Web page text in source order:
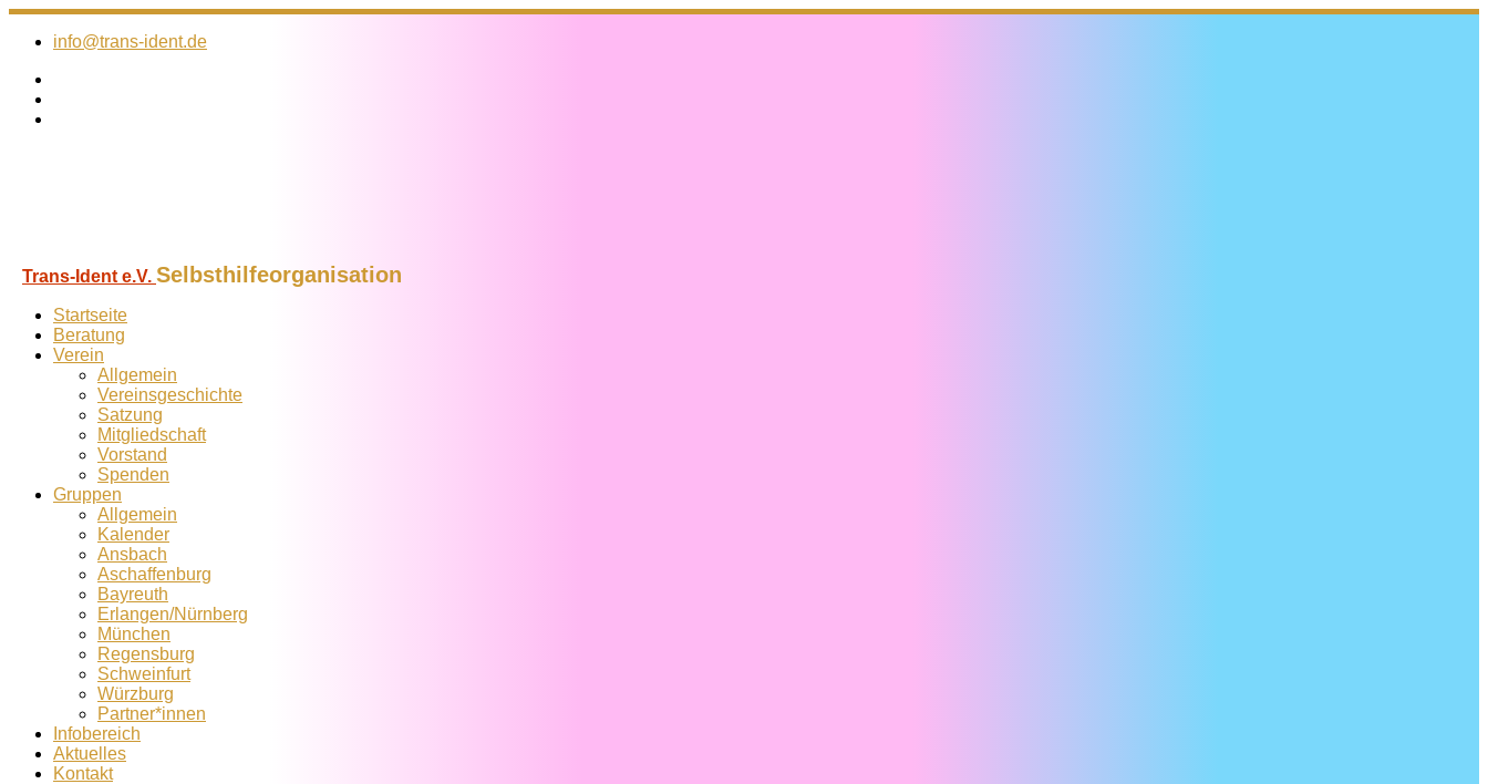
Zum
Inhalt
info@trans-ident.de
Trans-Ident e.V. Selbsthilfeorganisation
Startseite
Beratung
Verein
Allgemein
Vereins­geschichte
Satzung
Mitglied­schaft
Vorstand
Spenden
Gruppen
Allgemein
Kalender
Ansbach
Aschaffenburg
Bayreuth
Erlangen/Nürnberg
München
Regensburg
Schweinfurt
Würzburg
Partner*innen
Infobereich
Aktuelles
Kontakt